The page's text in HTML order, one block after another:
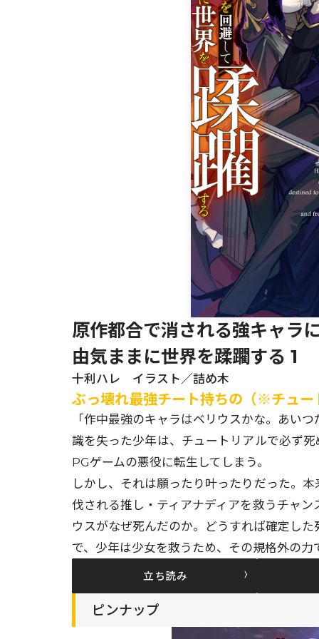
原作都合で消される強キャラ
由気ままに世界を蹂躙する 1
十利ハレ イラスト／詰め木
ぶっ壊れ最強チート持ちの（※チュ
「作中最強のキャラはベリウスかな。あい
識を失った少年は、チュートリアルで必ず
PGゲームの悪役に転生してしまう。
しかし、それは願ったり叶ったりだった。本
伐される推し・ティアナディアを救うチャ
ウスがなぜ死んだのか。どうすれば確定し
で、少年は少女を救うため、その規格外の
立ち読み
ピンナップ